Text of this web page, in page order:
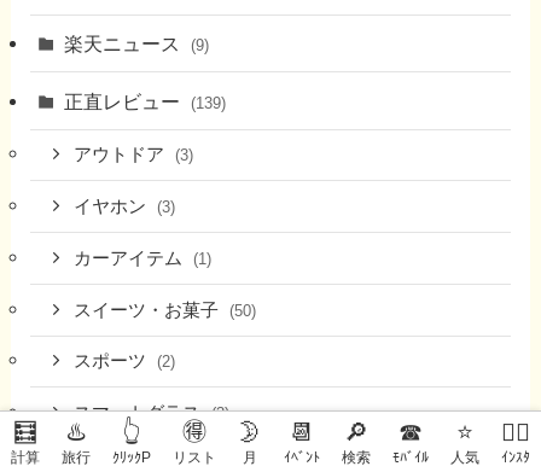
🧮
計算
♨️
旅行
👆
ｸﾘｯｸP
🉐
リスト
🌛
月
📆
ｲﾍﾞﾝﾄ
🔎
検索
☎
ﾓﾊﾞｲﾙ
⭐
人気
🙋‍♀️
ｲﾝｽﾀ
楽天ニュース (9)
正直レビュー (139)
アウトドア (3)
イヤホン (3)
カーアイテム (1)
スイーツ・お菓子 (50)
スポーツ (2)
スマートグラス (3)
ドリンク